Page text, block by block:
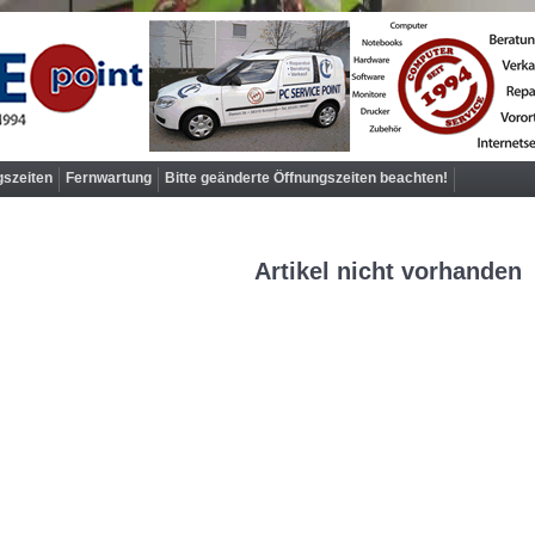
Fernwartung Bitte geänderte Öffnungszeiten beachten!
Artikel nicht vorhanden